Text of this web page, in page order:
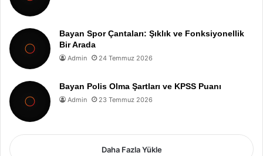
Bayan Spor Çantaları: Şıklık ve Fonksiyonellik
Bir Arada
Admin 24 Temmuz 2026
Bayan Polis Olma Şartları ve KPSS Puanı
Admin 23 Temmuz 2026
Daha Fazla Yükle